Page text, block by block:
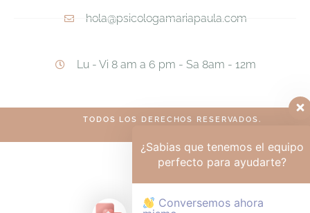
hola@psicologamariapaula.com
Lu - Vi 8 am a 6 pm - Sa 8am - 12m
TODOS LOS DERECHOS RESERVADOS.
¿Sabias que tenemos el equipo
perfecto para ayudarte?
Conversemos ahora